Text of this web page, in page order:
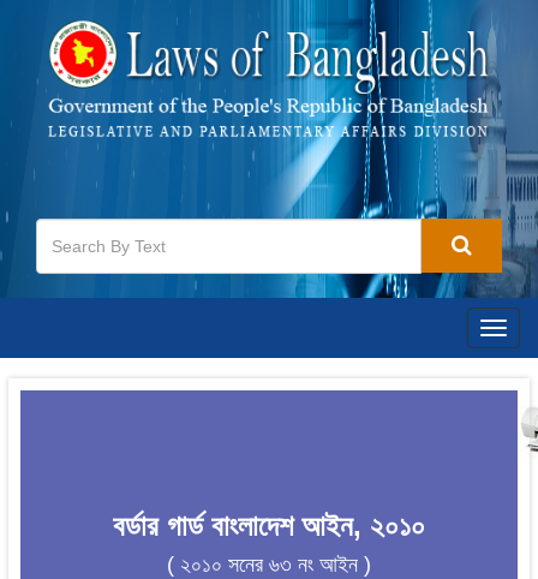
বর্ডার গার্ড বাংলাদেশ আইন, ২০১০
( ২০১০ সনের ৬৩ নং আইন )